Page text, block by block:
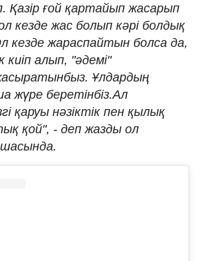
Қазір ғой қартайып жасарып
кезде жас болып кәрі болдық
кезде жараспайтын болса да,
киіп алып, "әдемі"
Ұлдардың
жүре беретінбіз.Ал
қаруы нәзіктік пен қылық
қой", - деп жазды ол